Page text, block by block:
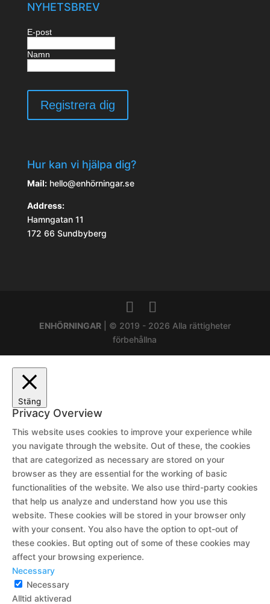
NYHETSBREV
E-post
Namn
Hur kan vi hjälpa dig?
Mail:hello@enhörningar.se
Address:
Hamngatan 11
172 66 Sundbyberg
ENHÖRNINGAR| © 2019 - 2026 Alla rättigheter
förbehållna
Stäng
Privacy Overview
This website uses cookies to improve your experience while
you navigate through the website. Out of these, the cookies
that are categorized as necessary are stored on your
browser as they are essential for the working of basic
functionalities of the website. We also use third-party cookies
that help us analyze and understand how you use this
website. These cookies will be stored in your browser only
with your consent. You also have the option to opt-out of
these cookies. But opting out of some of these cookies may
affect your browsing experience.
Necessary
Necessary
Alltid aktiverad